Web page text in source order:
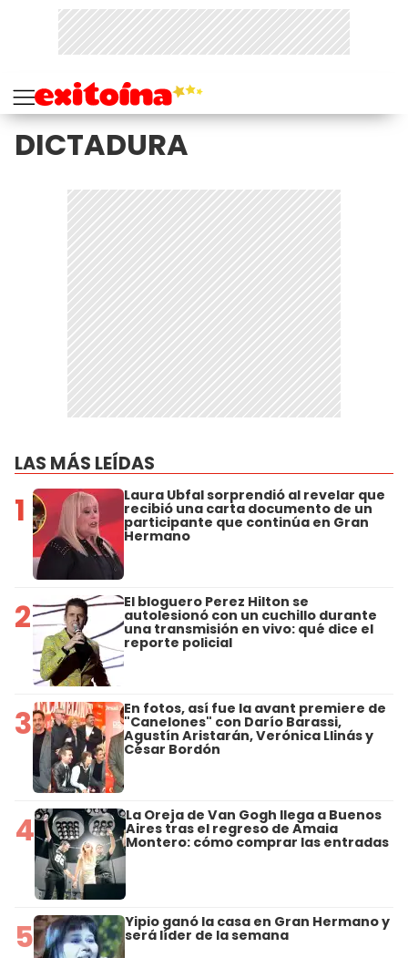
DICTADURA
LAS MÁS LEÍDAS
1 Laura Ubfal sorprendió al revelar que
recibió una carta documento de un
participante que continúa en Gran
Hermano
2 El bloguero Perez Hilton se
autolesionó con un cuchillo durante
una transmisión en vivo: qué dice el
reporte policial
3 En fotos, así fue la avant premiere de
"Canelones" con Darío Barassi,
Agustín Aristarán, Verónica Llinás y
César Bordón
4 La Oreja de Van Gogh llega a Buenos
Aires tras el regreso de Amaia
Montero: cómo comprar las entradas
5 Yipio ganó la casa en Gran Hermano y
será líder de la semana